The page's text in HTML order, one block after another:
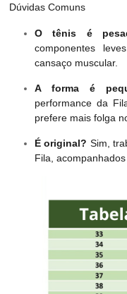
Dúvidas Comuns
O tênis é
componentes
cansaço muscular.
A forma é
performance da
prefere mais folga
É original? Sim,
Fila,